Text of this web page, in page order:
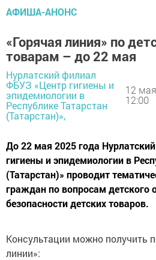
АФИША-АНОНС
«Горячая линия» по
товарам – до 22 мая
Нурлатский филиал
ФБУЗ «Центр гигиены и
эпидемиологии в
Республике Татарстан
(Татарстан)»,
12
12:00
До 22 мая 2025 года
гигиены и эпидемиологии в
(Татарстан)» проводит
граждан по вопросам детского
безопасности детских товаров.
Консультации можно получить
линии»: